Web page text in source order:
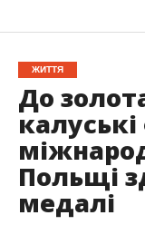
ЖИТТЯ
До
Польщі
медалі